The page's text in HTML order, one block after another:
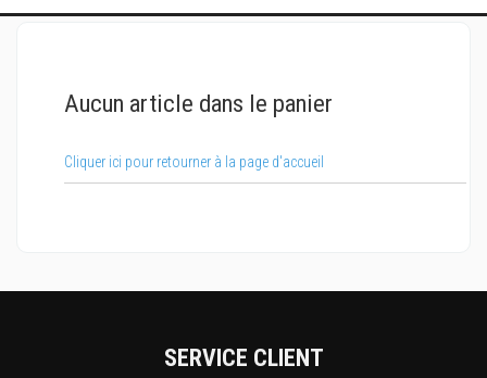
Aucun article dans le panier
Cliquer ici pour retourner à la page d'accueil
SERVICE CLIENT